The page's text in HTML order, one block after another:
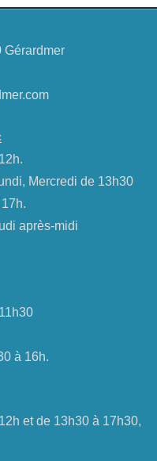
Gérardmer
Mercredi de 13h30
après-midi
à 16h.
et de 13h30 à 17h30,